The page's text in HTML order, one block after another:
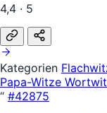
4,4 · 5
Kategorien
Papa-Witze
“ #42875